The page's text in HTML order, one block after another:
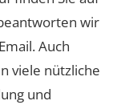
wir
Auch
viele nützliche
und